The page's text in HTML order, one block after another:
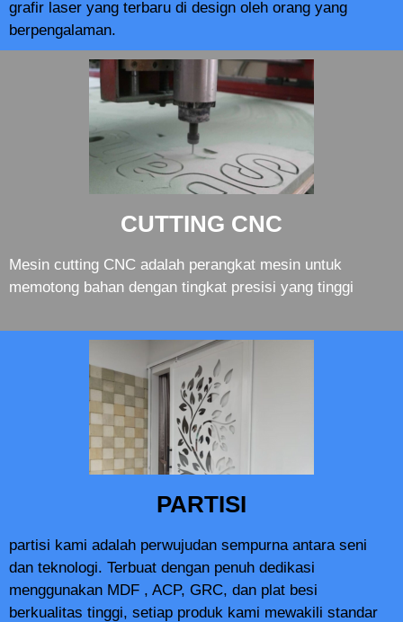
grafir laser yang terbaru di design oleh orang yang
berpengalaman.
CUTTING CNC
Mesin cutting CNC adalah perangkat mesin untuk
memotong bahan dengan tingkat presisi yang tinggi
PARTISI
partisi kami adalah perwujudan sempurna antara seni
dan teknologi. Terbuat dengan penuh dedikasi
menggunakan MDF , ACP, GRC, dan plat besi
berkualitas tinggi, setiap produk kami mewakili standar